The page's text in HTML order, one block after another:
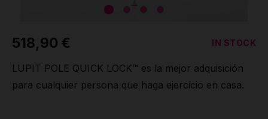
518,90 € IN STOCK
LUPIT POLE QUICK LOCK™ es la mejor adquisición
para cualquier persona que haga ejercicio en casa.